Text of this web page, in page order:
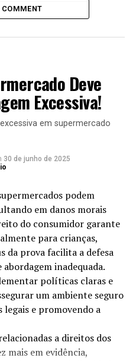
Direito Tributário e Direito
.
TRÂNSITO ADUANEIRO
o regime especial
são os benefícios
Comerciais e suas
exterior
Diário
COMMENT
Deve
Excessiva!
em supermercado
30 de junho de 2025
podem
em danos morais
do consumidor garante
para crianças,
da prova facilita a defesa
inadequada.
políticas claras e
um ambiente seguro
legais e promovendo a
a direitos dos
mais em evidência,